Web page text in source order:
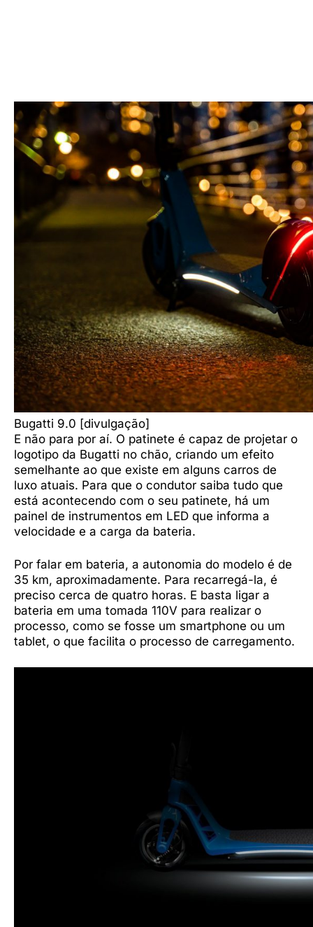
Bugatti 9.0 [divulgação]
E não para por aí. O patinete é capaz de projetar o
logotipo da Bugatti no chão, criando um efeito
semelhante ao que existe em alguns carros de
luxo atuais. Para que o condutor saiba tudo que
está acontecendo com o seu patinete, há um
painel de instrumentos em LED que informa a
velocidade e a carga da bateria.
Por falar em bateria, a autonomia do modelo é de
35 km, aproximadamente. Para recarregá-la, é
preciso cerca de quatro horas. E basta ligar a
bateria em uma tomada 110V para realizar o
processo, como se fosse um smartphone ou um
tablet, o que facilita o processo de carregamento.